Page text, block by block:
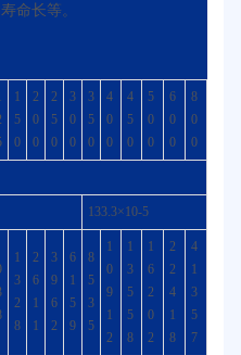
命长等。
1
5
0
2
0
0
2
5
0
3
0
0
3
5
0
4
0
0
4
5
0
5
0
0
6
0
0
8
0
0
133.3×10-5
1
3
2
8
2
6
1
1
3
9
6
2
6
1
5
9
8
5
3
5
1
0
9
1
2
1
3
5
5
8
1
6
2
0
2
2
2
4
1
8
4
1
3
5
7